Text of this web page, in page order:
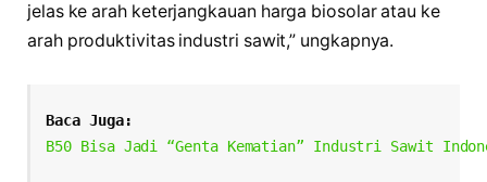
jelas ke arah keterjangkauan harga biosolar atau ke
arah produktivitas industri sawit,” ungkapnya.
Baca Juga:
B50 Bisa Jadi “Genta Kematian” Industri Sawit